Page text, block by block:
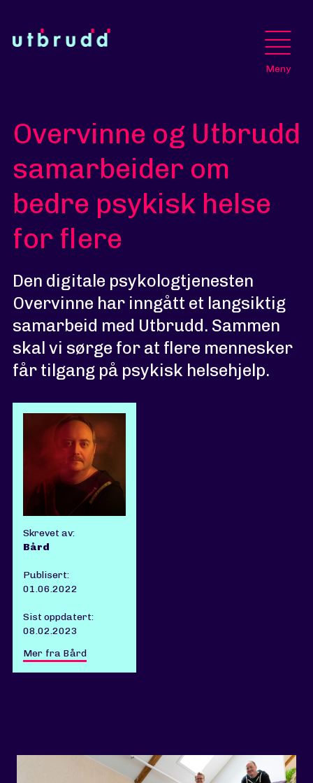
Meny
Overvinne og Utbrudd
samarbeider om
bedre psykisk helse
for flere
Den digitale psykologtjenesten
Overvinne har inngått et langsiktig
samarbeid med Utbrudd. Sammen
skal vi sørge for at flere mennesker
får tilgang på psykisk helsehjelp.
Skrevet av:
Bård
Publisert:
01.06.2022
Sist oppdatert:
08.02.2023
Mer fra Bård